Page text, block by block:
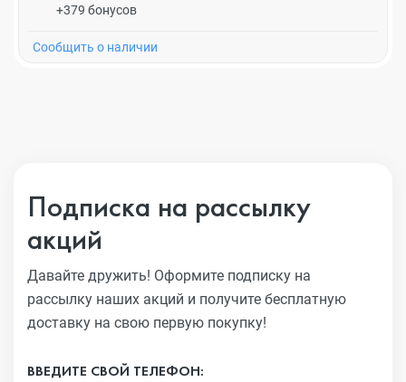
+379 бонусов
Cообщить о наличии
Подписка на рассылку
акций
Давайте дружить! Оформите подписку на
рассылку наших акций и получите бесплатную
доставку на свою первую покупку!
ВВЕДИТЕ СВОЙ ТЕЛЕФОН: